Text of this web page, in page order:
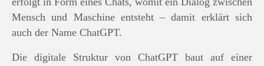
Mensch und Maschine entsteht – damit erklärt sich
auch der Name ChatGPT.
Die digitale Struktur von ChatGPT baut auf einer